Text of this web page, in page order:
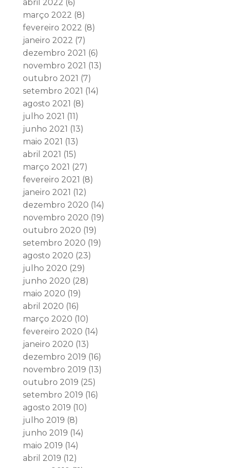
abril 2022 (6)
março 2022 (8)
fevereiro 2022 (8)
janeiro 2022 (7)
dezembro 2021 (6)
novembro 2021 (13)
outubro 2021 (7)
setembro 2021 (14)
agosto 2021 (8)
julho 2021 (11)
junho 2021 (13)
maio 2021 (13)
abril 2021 (15)
março 2021 (27)
fevereiro 2021 (8)
janeiro 2021 (12)
dezembro 2020 (14)
novembro 2020 (19)
outubro 2020 (19)
setembro 2020 (19)
agosto 2020 (23)
julho 2020 (29)
junho 2020 (28)
maio 2020 (19)
abril 2020 (16)
março 2020 (10)
fevereiro 2020 (14)
janeiro 2020 (13)
dezembro 2019 (16)
novembro 2019 (13)
outubro 2019 (25)
setembro 2019 (16)
agosto 2019 (10)
julho 2019 (8)
junho 2019 (14)
maio 2019 (14)
abril 2019 (12)